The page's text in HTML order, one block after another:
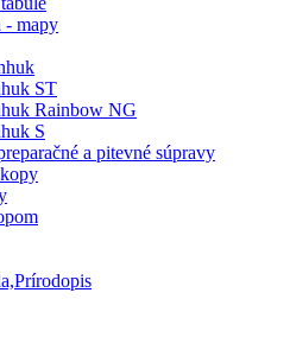
- mapy
ST
Rainbow NG
S
a pitevné súpravy